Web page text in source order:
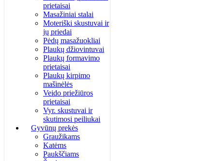
prietaisai
Masažiniai stalai
Moteriški skustuvai ir
jų priedai
Pėdų masažuokliai
Plaukų džiovintuvai
Plaukų formavimo
prietaisai
Plaukų kirpimo
mašinėlės
Veido priežiūros
prietaisai
Vyr. skustuvai ir
skutimosi peiliukai
Gyvūnų prekės
Graužikams
Katėms
Paukščiams